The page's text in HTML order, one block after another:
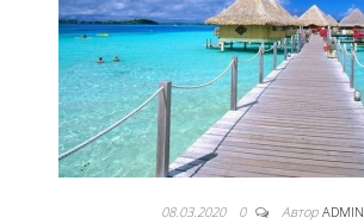
08.03.2020 0 Автор ADMIN